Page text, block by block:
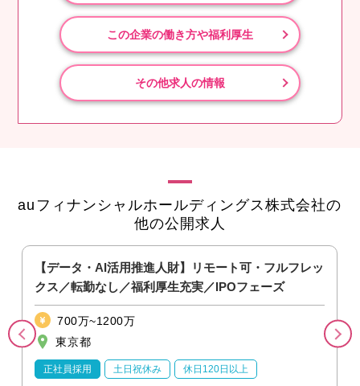
この企業の働き方や福利厚生
その他求人の情報
auフィナンシャルホールディングス株式会社の
他の公開求人
【データ・AI活用推進人財】リモート可・フルフレッ
クス／転勤なし／福利厚生充実／IPOフェーズ
700万~1200万
東京都
正社員採用 土日祝休み 休日120日以上